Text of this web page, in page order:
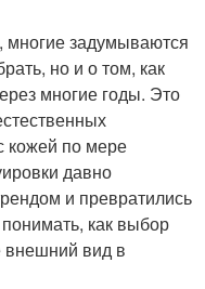
многие задумываются
но и о том, как
многие годы. Это
кожей по мере
давно
и превратились
как выбор
внешний вид в